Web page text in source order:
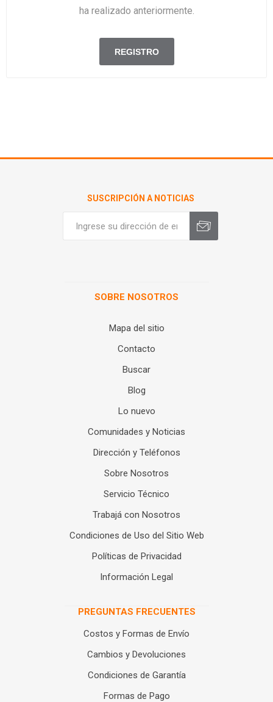
ha realizado anteriormente.
SUSCRIPCIÓN A NOTICIAS
SOBRE NOSOTROS
Mapa del sitio
Contacto
Buscar
Blog
Lo nuevo
Comunidades y Noticias
Dirección y Teléfonos
Sobre Nosotros
Servicio Técnico
Trabajá con Nosotros
Condiciones de Uso del Sitio Web
Políticas de Privacidad
Información Legal
PREGUNTAS FRECUENTES
Costos y Formas de Envío
Cambios y Devoluciones
Condiciones de Garantía
Formas de Pago